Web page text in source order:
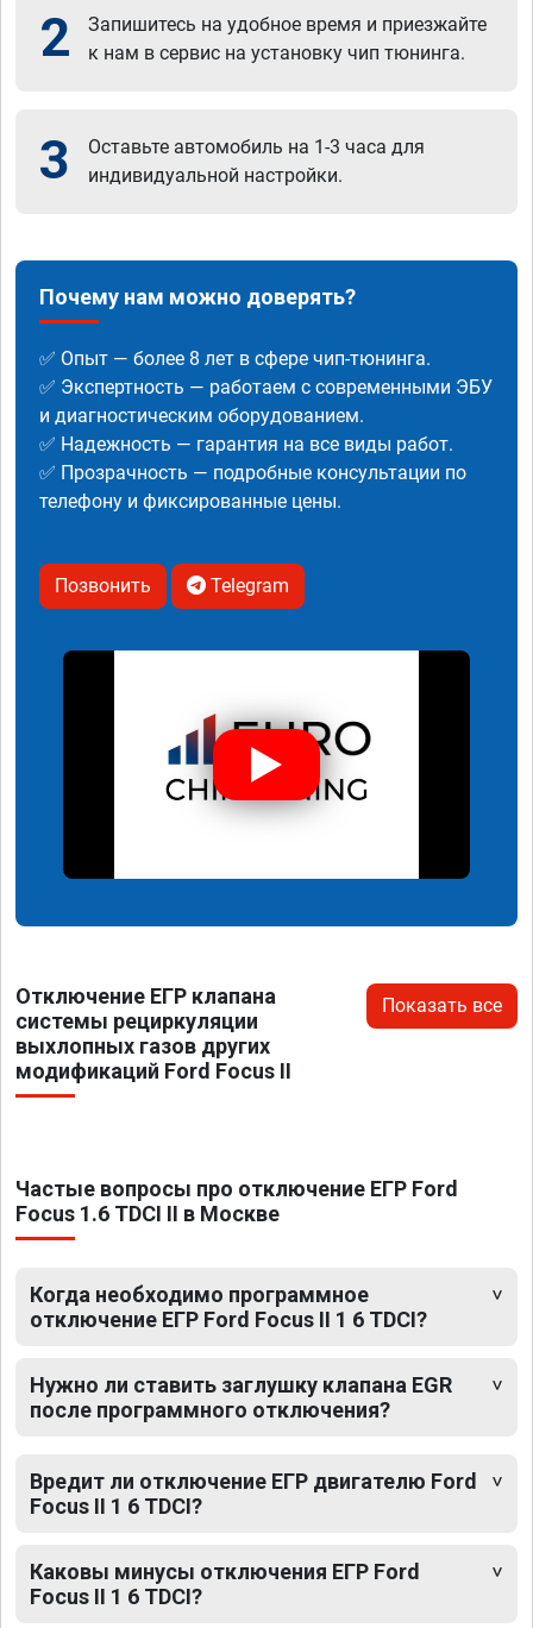
2
Запишитесь на удобное время и приезжайте
к нам в сервис на установку чип тюнинга.
3
Оставьте автомобиль на 1-3 часа для
индивидуальной настройки.
Почему нам можно доверять?
✅ Опыт — более 8 лет в сфере чип-тюнинга.
✅ Экспертность — работаем с современными ЭБУ
и диагностическим оборудованием.
✅ Надежность — гарантия на все виды работ.
✅ Прозрачность — подробные консультации по
телефону и фиксированные цены.
Позвонить Telegram
Отключение ЕГР клапана
системы рециркуляции
выхлопных газов других
модификаций Ford Focus II
Показать все
Частые вопросы про отключение ЕГР Ford
Focus 1.6 TDCI II в Москве
Когда необходимо программное
отключение ЕГР Ford Focus II 1 6 TDCI?
Нужно ли ставить заглушку клапана EGR
после программного отключения?
Вредит ли отключение ЕГР двигателю Ford
Focus II 1 6 TDCI?
Каковы минусы отключения ЕГР Ford
Focus II 1 6 TDCI?